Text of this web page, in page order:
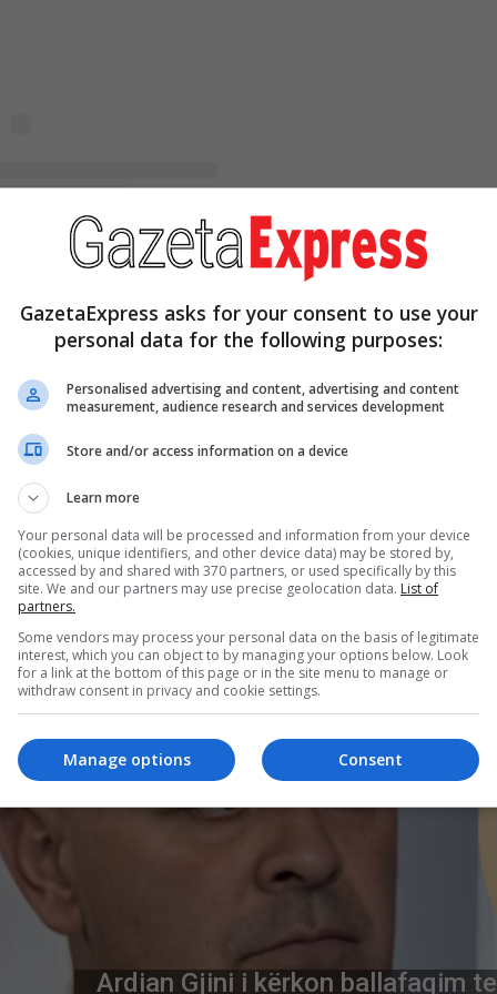
A post shared by Rain Monroe (@rainmonroes)
po mbledh para që të mund ta heq atë. Mund të
iu lut: “Mos e hiq! Tatuazhi më i mirë
shtoi: “Mbaje! Ti je një legjendë tani”.
Rain bëri tatuazhin në një studio tatuazhesh
Ardian Gjini i kërkon ballafaqim
GazetaExpress asks for your consent to use your
personal data for the following purposes:
Personalised advertising and content, advertising and content
measurement, audience research and services development
Store and/or access information on a device
Learn more
Your personal data will be processed and information from your device
(cookies, unique identifiers, and other device data) may be stored by,
accessed by and shared with 370 partners, or used specifically by this
site. We and our partners may use precise geolocation data. List of
partners.
Some vendors may process your personal data on the basis of legitimate
interest, which you can object to by managing your options below. Look
for a link at the bottom of this page or in the site menu to manage or
withdraw consent in privacy and cookie settings.
Consent
Manage options